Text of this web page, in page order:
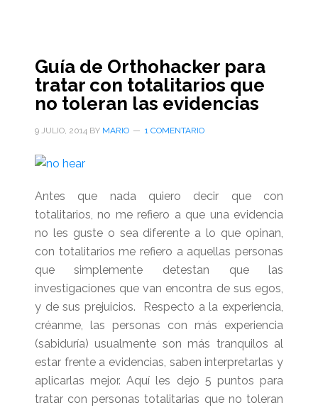
Guía de Orthohacker para
tratar con totalitarios que
no toleran las evidencias
9 JULIO, 2014BY MARIO 1 COMENTARIO
Antes que nada quiero decir que con
totalitarios, no me refiero a que una evidencia
no les guste o sea diferente a lo que opinan,
con totalitarios me refiero a aquellas personas
que simplemente detestan que las
investigaciones que van encontra de sus egos,
y de sus prejuicios. Respecto a la experiencia,
créanme, las personas con más experiencia
(sabiduría) usualmente son más tranquilos al
estar frente a evidencias, saben interpretarlas y
aplicarlas mejor. Aquí les dejo 5 puntos para
tratar con personas totalitarias que no toleran